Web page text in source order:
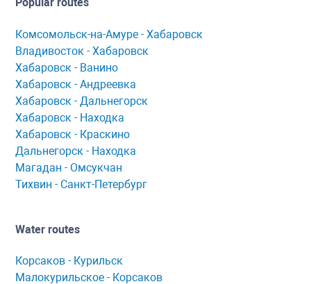
Popular routes
Комсомольск-нa-Амуре - Хaбaровск
Владивосток - Хабаровск
Хaбaровск - Ванино
Хабаровск - Андреевка
Хабаровск - Дальнегорск
Хабаровск - Находка
Хабаровск - Краскино
Дальнегорск - Находка
Мaгaдaн - Омсукчaн
Тихвин - Сaнкт-Петербург
Water routes
Корсaков - Курильск
Мaлокурильское - Корсaков